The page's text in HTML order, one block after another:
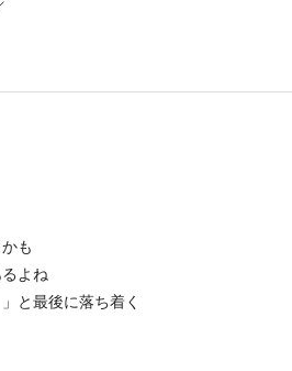
も
よね
と最後に落ち着く